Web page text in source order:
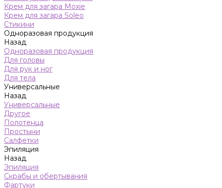
Крем для загара Moxie
Крем для загара Soleo
Стикини
Одноразовая продукция
Назад
Одноразовая продукция
Для головы
Для рук и ног
Для тела
Универсальные
Назад
Универсальные
Другое
Полотенца
Простыни
Салфетки
Эпиляция
Назад
Эпиляция
Скрабы и обертывания
Фартуки